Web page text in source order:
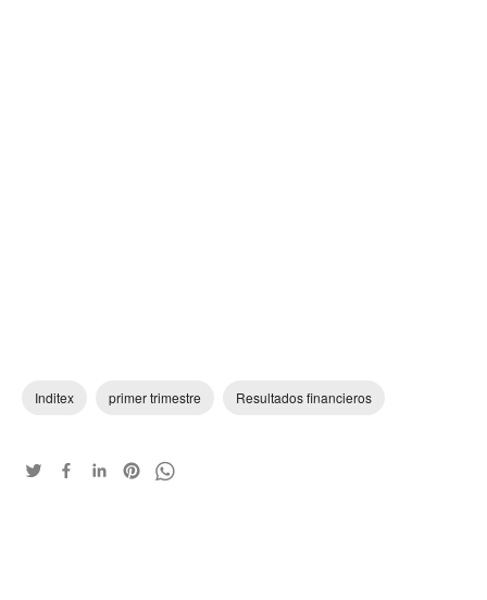
Inditex primer trimestre Resultados financieros